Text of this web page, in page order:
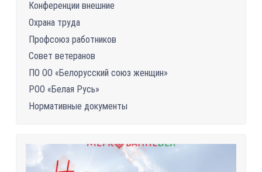
Конференции внешние
Охрана труда
Профсоюз работников
Совет ветеранов
ПО ОО «Белорусский союз женщин»
РОО «Белая Русь»
Нормативные документы